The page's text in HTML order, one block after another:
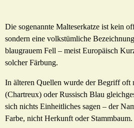
Die sogenannte Malteserkatze ist kein
sondern eine volkstümliche
blaugrauem Fell – meist Europäisch
solcher Färbung.
In älteren Quellen wurde der Begriff oft
(Chartreux) oder Russisch Blau
sich nichts Einheitliches sagen – der
Farbe, nicht Herkunft oder Stammbaum.